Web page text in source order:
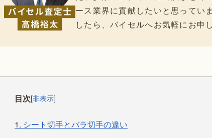
ース業界に貢献したいと思ってい
したら、バイセルへお気軽にお申
目次[非表示]
1. シート切手とバラ切手の違い